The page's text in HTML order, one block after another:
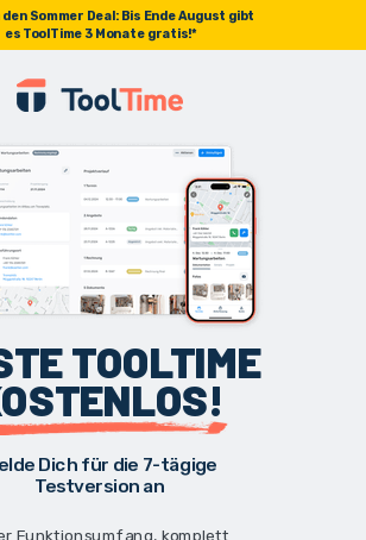
Funktionsumfang, komplett
Dich für die 7-tägige
Testversion an
TOOLTIME
den Sommer Deal: Bis Ende August gibt
es ToolTime 3 Monate gratis!*